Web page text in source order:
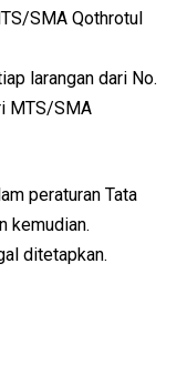
SMA Qothrotul
larangan dari No.
MTS/SMA
peraturan Tata
kemudian.
ditetapkan.